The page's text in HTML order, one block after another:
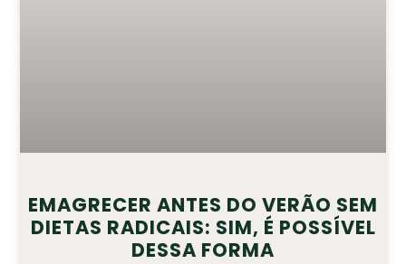
EMAGRECER ANTES DO VERÃO SEM
DIETAS RADICAIS: SIM, É POSSÍVEL
DESSA FORMA